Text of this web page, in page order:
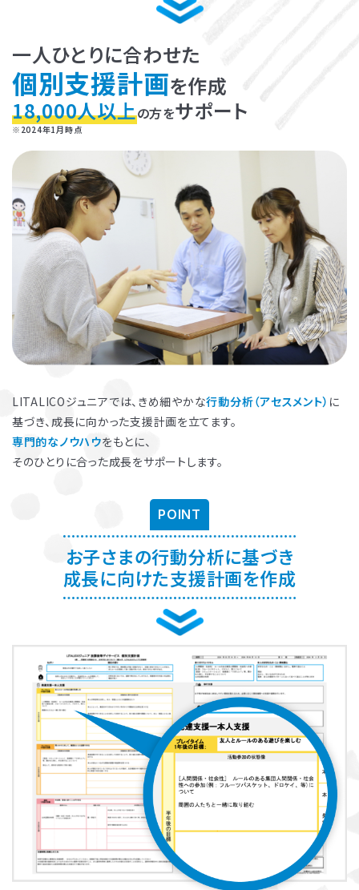
一人ひとりに合わせた
個別支援計画を作成
18,000人以上の方をサポート
※2024年1月時点
LITALICOジュニアでは、きめ細やかな行動分析（アセスメント） に
基づき、成長に向かった支援計画を立てます。
専門的なノウハウをもとに、
そのひとりに合った成長をサポートします。
POINT
お子さまの行動分析に基づき
成長に向けた支援計画を作成
お子さまのやる気を引き出し、
子育ての工夫を学ぶことができます。
よくある質問
お子さまに対する適切な関わり方がわかることで、
た、これまで1500名以上の方が受講され、「毎日のようにあった癇癪
が減った」「今まで何回言ってもやってくれなかった宿題をやるように
なった」など、多くの方にご好評をいただいています。
プログラムを聞くだけですか？
プログラムは、講座を聞くだけでなく、テキストに書き込んでいただい
たり、保護者さまと講師とで対話したりしながら進めます。
受講時に学んだ内容を自宅に帰ってお子さまに実践していただき、そ
の結果を後日報告いただき振り返りしていきます。
お子さまにあった関わりを習慣的に実践していただけるように、座学
と実践の繰り返しで講師がサポートしていきます。